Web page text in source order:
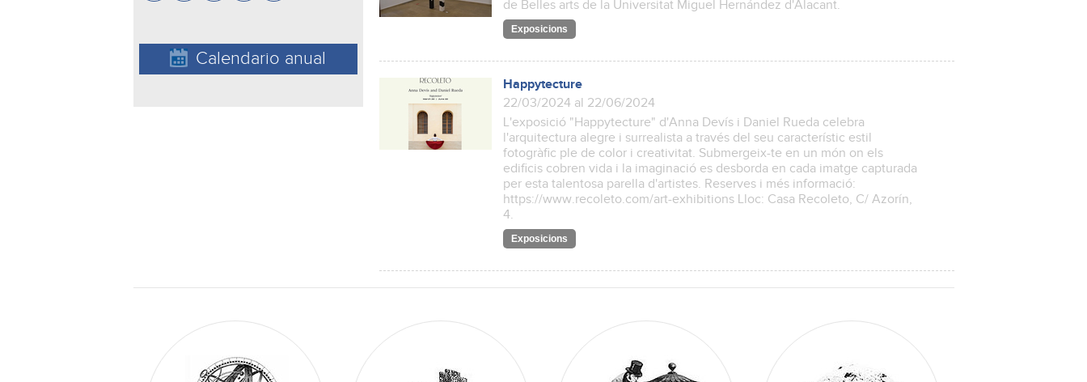
Calendario anual
de Belles arts de la Universitat Miguel Hernández d'Alacant.
Exposicions
Happytecture
22/03/2024 al 22/06/2024
L'exposició "Happytecture" d'Anna Devís i Daniel Rueda celebra
l'arquitectura alegre i surrealista a través del seu característic estil
fotogràfic ple de color i creativitat. Submergeix-te en un món on els
edificis cobren vida i la imaginació es desborda en cada imatge capturada
per esta talentosa parella d'artistes. Reserves i més informació:
https://www.recoleto.com/art-exhibitions Lloc: Casa Recoleto, C/ Azorín,
4.
Exposicions